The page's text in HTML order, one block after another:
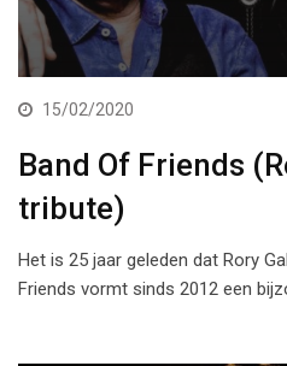
15/02/2020
Band Of Friends
tribute)
Het is 25 jaar geleden dat Rory
Friends vormt sinds 2012 een